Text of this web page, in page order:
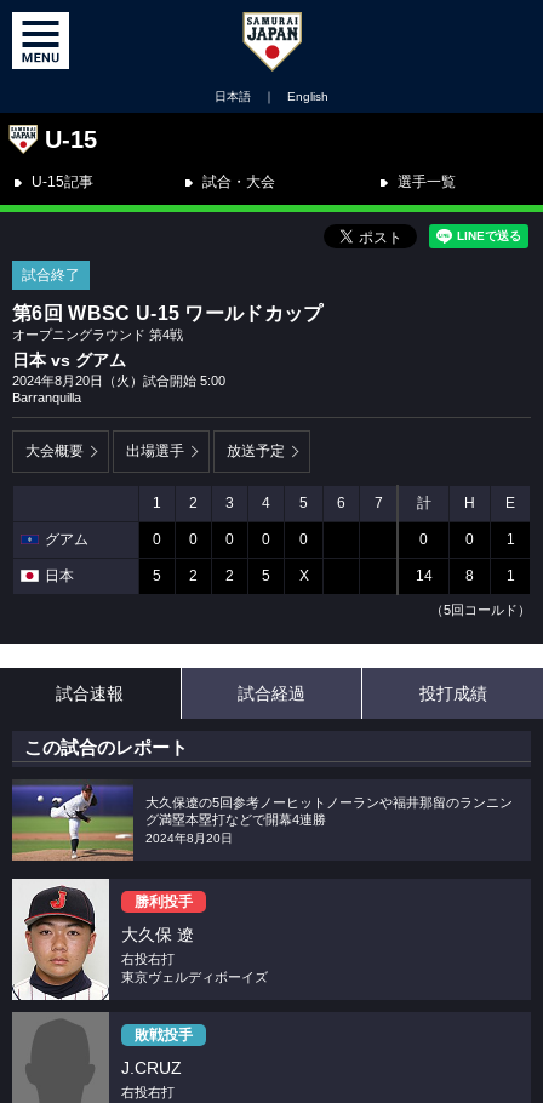
日本語 ｜ English
U-15
U-15記事 試合・大会 選手一覧
試合終了
第6回 WBSC U-15 ワールドカップ
オープニングラウンド 第4戦
日本 vs グアム
2024年8月20日（火）試合開始 5:00
Barranquilla
大会概要 出場選手 放送予定
1 2 3 4 5 6 7 計 H E
グアム 0 0 0 0 0 0 0 1
日本 5 2 2 5 X 14 8 1
（5回コールド）
試合速報 試合経過 投打成績
この試合のレポート
大久保遼の5回参考ノーヒットノーランや福井那留のランニン
グ満塁本塁打などで開幕4連勝
2024年8月20日
勝利投手
大久保 遼
右投右打
東京ヴェルディボーイズ
敗戦投手
J.CRUZ
右投右打